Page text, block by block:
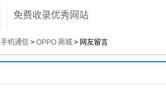
免费收录优秀网站
手机通信 > OPPO 商城 > 网友留言